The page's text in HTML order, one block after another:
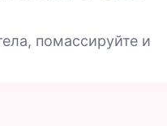
помассируйте и